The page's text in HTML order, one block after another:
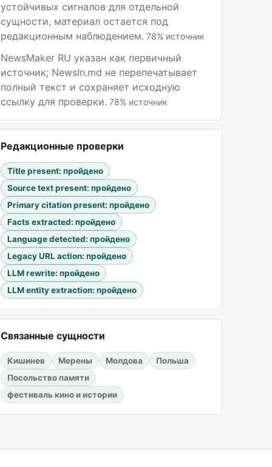
устойчивых сигналов для отдельной
сущности, материал остается под
редакционным наблюдением. 78% источник
NewsMaker RU указан как первичный
источник; NewsIn.md не перепечатывает
полный текст и сохраняет исходную
ссылку для проверки. 78% источник
Редакционные проверки
Title present: пройдено
Source text present: пройдено
Primary citation present: пройдено
Facts extracted: пройдено
Language detected: пройдено
Legacy URL action: пройдено
LLM rewrite: пройдено
LLM entity extraction: пройдено
Связанные сущности
Кишинев Мерены Молдова
Польша
Посольство памяти
фестиваль кино и истории